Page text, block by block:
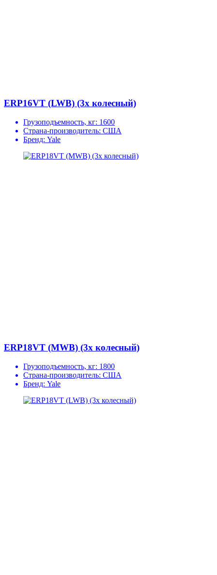
ERP16VT (LWB) (3х колесный)
Грузоподъемность, кг: 1600
Страна-производитель: США
Бренд: Yale
ERP18VT (MWB) (3х колесный)
Грузоподъемность, кг: 1800
Страна-производитель: США
Бренд: Yale